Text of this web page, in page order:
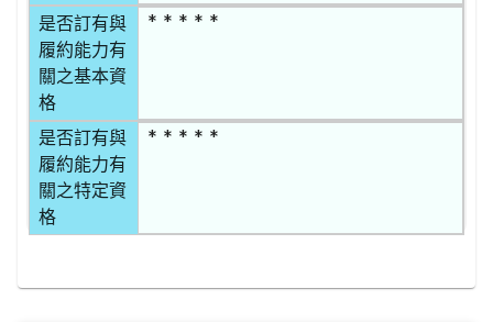
是否訂有與
履約能力有
關之基本資
格
* * * * *
是否訂有與
履約能力有
關之特定資
格
* * * * *